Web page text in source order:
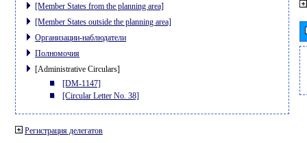
[Member States from the planning area]
[Member States outside the planning area]
Организации-наблюдатели
Полномочия
[Administrative Circulars]
[DM-1147]
[Circular Letter No. 38]
Регистрация делегатов